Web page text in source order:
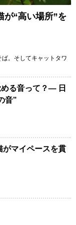
が“高い場所”を
。そしてキャットタワ
る音って？— 日
音”
がマイペースを貫